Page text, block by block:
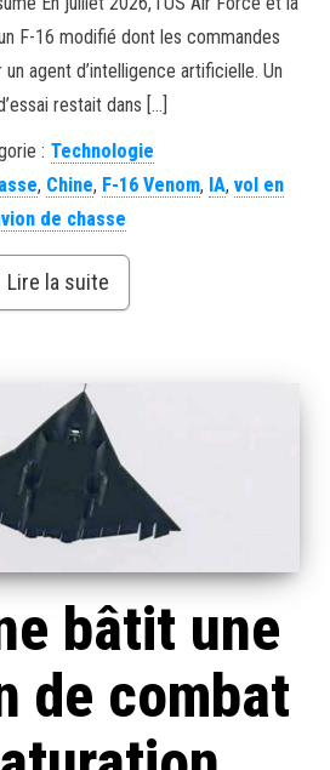
F-16 modifié dont les commandes
agent d’intelligence artificielle. Un
restait dans […]
: Technologie
, Chine, F-16 Venom, IA, vol en
de chasse
Lire la suite
bâtit une
de combat